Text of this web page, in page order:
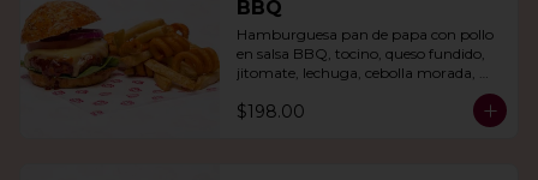
BBQ
Hamburguesa pan de papa con pollo
en salsa BBQ, tocino, queso fundido,
jitomate, lechuga, cebolla morada,
$198.00